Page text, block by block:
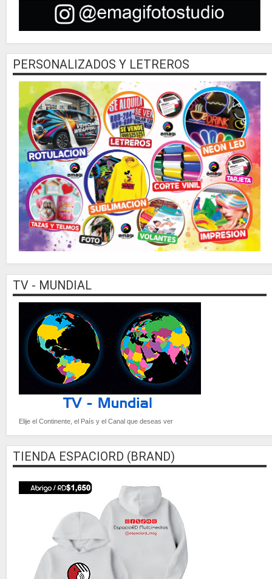
PERSONALIZADOS Y LETREROS
TV - MUNDIAL
Elije el Continente, el País y el Canal que deseas ver
TIENDA ESPACIORD (BRAND)